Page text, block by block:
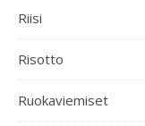
Riisi
Risotto
Ruokaviemiset